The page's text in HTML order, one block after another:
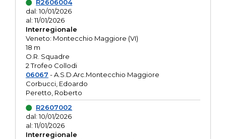
R2606004
dal: 10/01/2026
al: 11/01/2026
Interregionale
Veneto: Montecchio Maggiore (VI)
18 m
O.R. Squadre
2 Trofeo Collodi
06067 - A.S.D.Arc.Montecchio Maggiore
Corbucci, Edoardo
Peretto, Roberto
R2607002
dal: 10/01/2026
al: 11/01/2026
Interregionale